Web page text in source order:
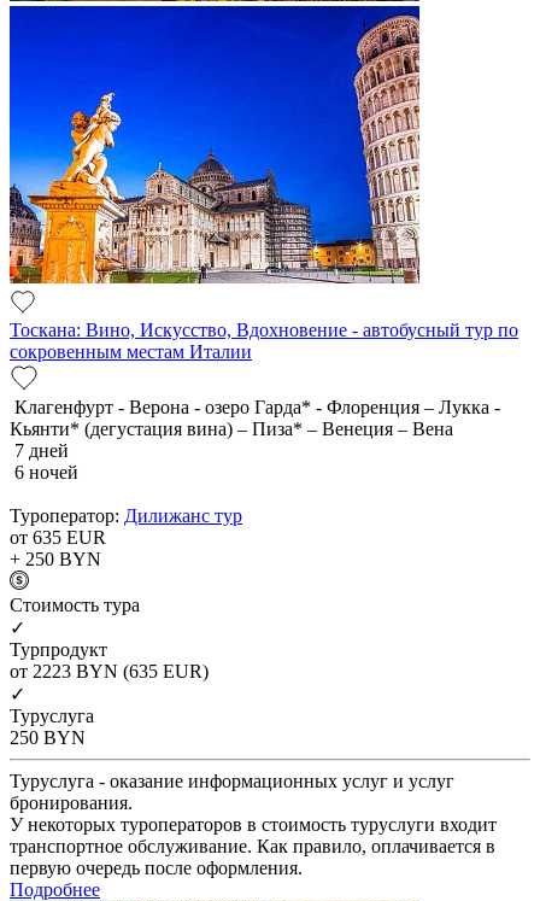
Тоскана: Вино, Искусство, Вдохновение - автобусный тур по
сокровенным местам Италии
Клагенфурт - Верона - озеро Гарда* - Флоренция – Лукка -
Кьянти* (дегустация вина) – Пиза* – Венеция – Вена
7 дней
6 ночей
Туроператор: Дилижанс тур
от 635 EUR
+ 250 BYN
Cтоимость тура
✓
Турпродукт
от 2223 BYN (635 EUR)
✓
Туруслуга
250 BYN
Туруслуга - оказание информационных услуг и услуг
бронирования.
У некоторых туроператоров в стоимость туруслуги входит
транспортное обслуживание. Как правило, оплачивается в
первую очередь после оформления.
Подробнее